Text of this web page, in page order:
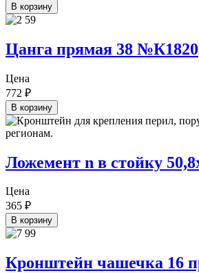
В корзину
Цанга прямая 38 №К1820
Цена
772 ₽
В корзину
Ложемент n в стойку
Цена
365 ₽
В корзину
Кронштейн чашечка 16